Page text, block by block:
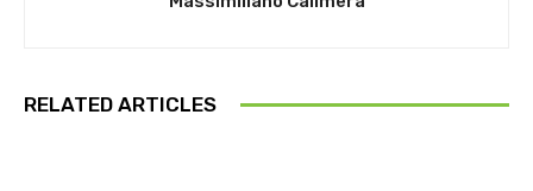
RELATED ARTICLES